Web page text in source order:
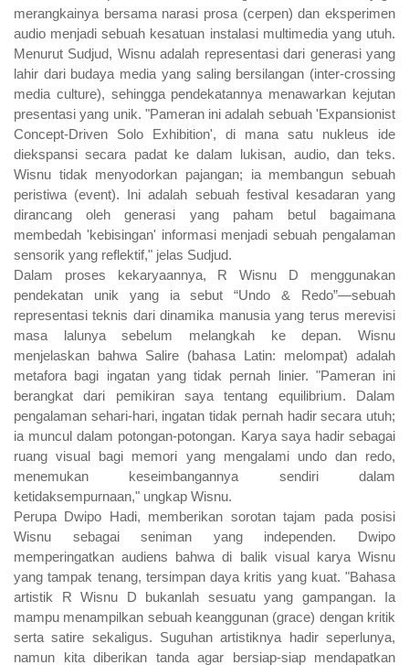
merangkainya bersama narasi prosa (cerpen) dan eksperimen
audio menjadi sebuah kesatuan instalasi multimedia yang utuh.
Menurut Sudjud, Wisnu adalah representasi dari generasi yang
lahir dari budaya media yang saling bersilangan (inter-crossing
media culture), sehingga pendekatannya menawarkan kejutan
presentasi yang unik. "Pameran ini adalah sebuah 'Expansionist
Concept-Driven Solo Exhibition', di mana satu nukleus ide
diekspansi secara padat ke dalam lukisan, audio, dan teks.
Wisnu tidak menyodorkan pajangan; ia membangun sebuah
peristiwa (event). Ini adalah sebuah festival kesadaran yang
dirancang oleh generasi yang paham betul bagaimana
membedah 'kebisingan' informasi menjadi sebuah pengalaman
sensorik yang reflektif," jelas Sudjud.
Dalam proses kekaryaannya, R Wisnu D menggunakan
pendekatan unik yang ia sebut “Undo & Redo”—sebuah
representasi teknis dari dinamika manusia yang terus merevisi
masa lalunya sebelum melangkah ke depan. Wisnu
menjelaskan bahwa Salire (bahasa Latin: melompat) adalah
metafora bagi ingatan yang tidak pernah linier. "Pameran ini
berangkat dari pemikiran saya tentang equilibrium. Dalam
pengalaman sehari-hari, ingatan tidak pernah hadir secara utuh;
ia muncul dalam potongan-potongan. Karya saya hadir sebagai
ruang visual bagi memori yang mengalami undo dan redo,
menemukan keseimbangannya sendiri dalam
ketidaksempurnaan," ungkap Wisnu.
Perupa Dwipo Hadi, memberikan sorotan tajam pada posisi
Wisnu sebagai seniman yang independen. Dwipo
memperingatkan audiens bahwa di balik visual karya Wisnu
yang tampak tenang, tersimpan daya kritis yang kuat. "Bahasa
artistik R Wisnu D bukanlah sesuatu yang gampangan. Ia
mampu menampilkan sebuah keanggunan (grace) dengan kritik
serta satire sekaligus. Suguhan artistiknya hadir seperlunya,
namun kita diberikan tanda agar bersiap-siap mendapatkan